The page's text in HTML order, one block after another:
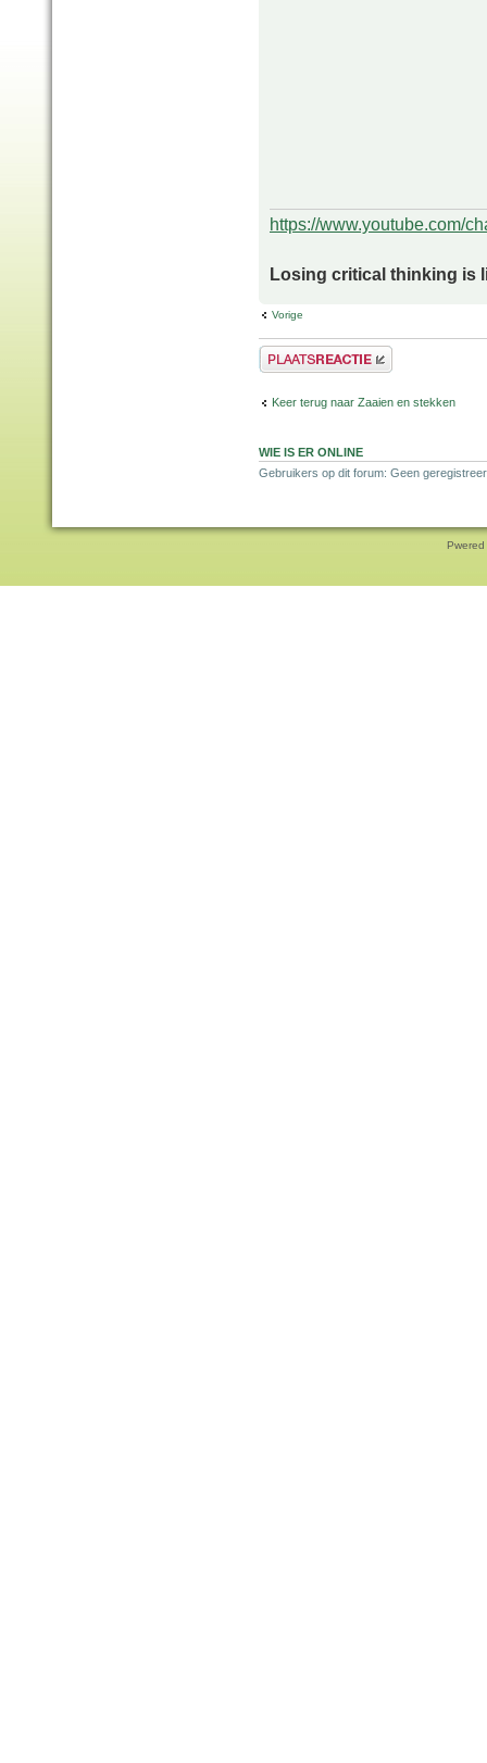
https://www.youtube.com/
Losing critical thinking is
Vorige
Plaats een reactie
Keer terug naar Zaaien en stekken
WIE IS ER ONLINE
Gebruikers op dit forum: Geen